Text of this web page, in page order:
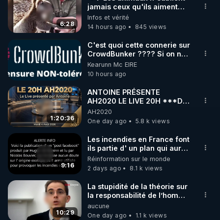
🌱 INSTAGRAM
https://www.instagram.com/rdlr_thierrycasasnovas/
http://rgnr.li/instagram
🌱 LA NEWSLETTER
Pour ne pas rater l’actualité RGNR (stages,
http://rgnr.li/news
🌱 VIDÉOS NON CENSURÉES SUR ODYSEE
Toutes les vidéos Youtube sont aussi sur la
http://rgnr.li/odysee
🌱 LES STAGES EN PRÉSENTIEL
http://rgnr.li/stages
6:28
jamais ceux qu'ils aiment…
🥹❤️
Infos et vérité
14 hours ago
845 views
C'est quoi cette connerie sur
CrowdBunker ???? Si on ne
peut plus publier, c'est un
peu de la censure. Ne payez
pas les boucliers pour voir
mes vidéos, c'est une
arnaque parce que ma
gratuits. Je préfère la voir
mourir que de voir mes
CrowdBunker s'est tiré une
balle dans le pied sans nos
chaines CrowdBunker n'est
plus rien. Migrez vers les
Odysee, et Tik-Tok", je vous
mettrai les liens en
commentaires. Bisous la
famille.
Kearunn Mc EIRE
10 hours ago
1:20:36
ANTOINE PRÉSENTE
AH2020 LE LIVE 20H ***DU
04/08/2026*** 📷LE
GRAND RÉVEIL EST EN
MARCHE 📷
AH2020
One day ago
5.8 k views
9:16
Les incendies en France font
ils partie d' un plan qui aurait
débuté le 11 septembre 2001
?
Réinformation sur le monde
2 days ago
8.1 k views
10:29
La stupidité de la théorie sur
la responsabilité de l’homme
concernant le dioxyde de
carbone.
aucune
One day ago
1.1 k views